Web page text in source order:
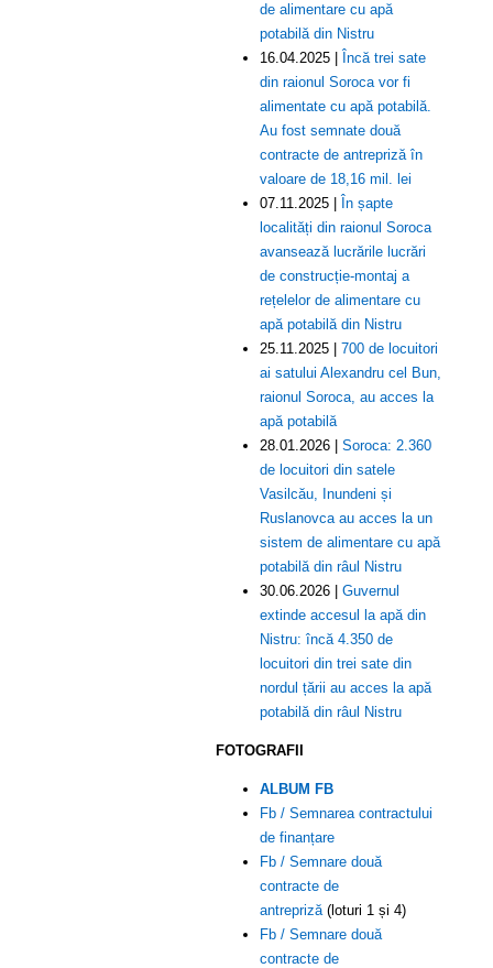
de alimentare cu apă
potabilă din Nistru
16.04.2025 |
Încă trei sate
din raionul Soroca vor fi
alimentate cu apă potabilă.
Au fost semnate două
contracte de antrepriză în
valoare de 18,16 mil. lei
07.11.2025 |
În șapte
localități din raionul Soroca
avansează lucrările lucrări
de construcție-montaj a
rețelelor de alimentare cu
apă potabilă din Nistru
25.11.2025 | 700 de locuitori
ai satului Alexandru cel Bun,
raionul Soroca, au acces la
apă potabilă
28.01.2026 | Soroca: 2.360
de locuitori din satele
Vasilcău, Inundeni și
Ruslanovca au acces la un
sistem de alimentare cu apă
potabilă din râul Nistru
30.06.2026 | Guvernul
extinde accesul la apă din
Nistru: încă 4.350 de
locuitori din trei sate din
nordul țării au acces la apă
potabilă din râul Nistru
FOTOGRAFII
ALBUM FB
Fb / Semnarea contractului
de finanțare
Fb / Semnare două
contracte de
antrepriză(loturi 1 și 4)
Fb / Semnare două
contracte de